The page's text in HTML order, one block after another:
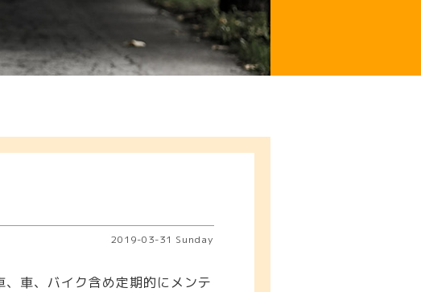
2019-03-31 Sunday
車、バイク含め定期的にメンテ